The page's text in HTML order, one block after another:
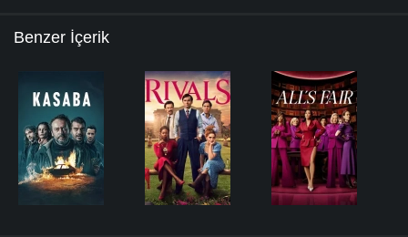
Benzer İçerik